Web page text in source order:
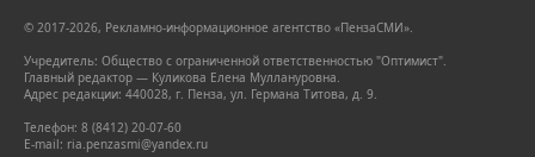
© 2017-2026, Рекламно-информационное агентство «ПензаСМИ».
Учредитель: Общество с ограниченной ответственностью "Оптимист".
Главный редактор — Куликова Елена Муллануровна.
Адрес редакции: 440028, г. Пенза, ул. Германа Титова, д. 9.
Телефон: 8 (8412) 20-07-60
E-mail: ria.penzasmi@yandex.ru